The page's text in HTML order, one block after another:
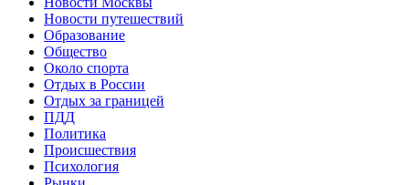
Новости путешествий
Образование
Общество
Около спорта
Отдых в России
Отдых за границей
ПДД
Политика
Происшествия
Психология